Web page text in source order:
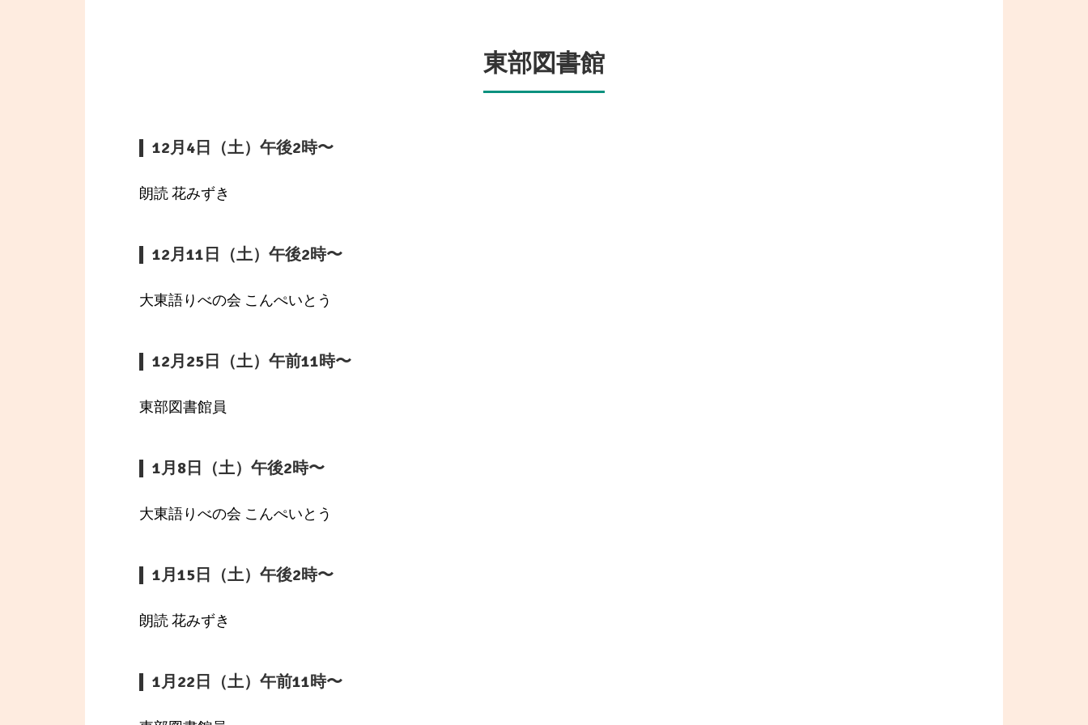
東部図書館
12月4日（土）午後2時〜
朗読 花みずき
12月11日（土）午後2時〜
大東語りべの会 こんぺいとう
12月25日（土）午前11時〜
東部図書館員
1月8日（土）午後2時〜
大東語りべの会 こんぺいとう
1月15日（土）午後2時〜
朗読 花みずき
1月22日（土）午前11時〜